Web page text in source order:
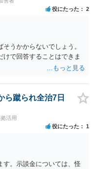
役にたった 2
うかからないでしょう。
で回答することはできま
ら蹴られ全治7日
活用
役にたった 1
す。示談金については、怪